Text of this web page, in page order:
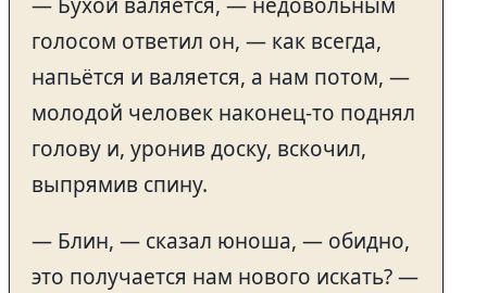
голосом ответил он, — как всегда,
напьётся и валяется, а нам потом, —
молодой человек наконец-то поднял
голову и, уронив доску, вскочил,
выпрямив спину.
— Блин, — сказал юноша, — обидно,
это получается нам нового искать? —